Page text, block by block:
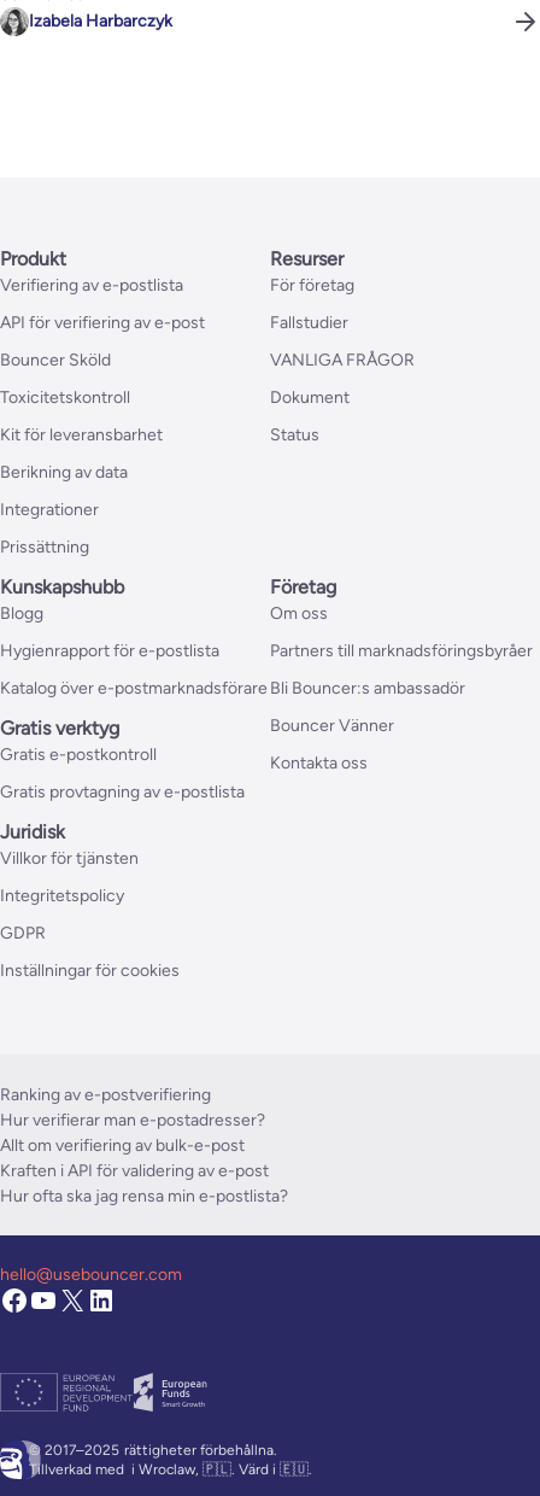
Izabela Harbarczyk
Produkt
Verifiering av e-postlista
API för verifiering av e-post
Bouncer Sköld
Toxicitetskontroll
Kit för leveransbarhet
Berikning av data
Integrationer
Prissättning
Resurser
För företag
Fallstudier
VANLIGA FRÅGOR
Dokument
Status
Kunskapshubb
Blogg
Hygienrapport för e-postlista
Katalog över e-postmarknadsförare
Gratis verktyg
Gratis e-postkontroll
Gratis provtagning av e-postlista
Företag
Om oss
Partners till marknadsföringsbyråer
Bli Bouncer:s ambassadör
Bouncer Vänner
Kontakta oss
Juridisk
Villkor för tjänsten
Integritetspolicy
GDPR
Inställningar för cookies
Ranking av e-postverifiering
Hur verifierar man e-postadresser?
Allt om verifiering av bulk-e-post
Kraften i API för validering av e-post
Hur ofta ska jag rensa min e-postlista?
© 2017–2025 rättigheter förbehållna.
Tillverkad med i Wroclaw, 🇵🇱. Värd i 🇪🇺.
hello@usebouncer.com